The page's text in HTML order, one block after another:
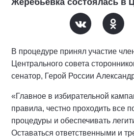
В процедуре принял участие
Центрального совета
сенатор, Герой России
«Главное в избирательной
правила, честно проходить все
процедуры и обеспечивать
Оставаться ответственными и